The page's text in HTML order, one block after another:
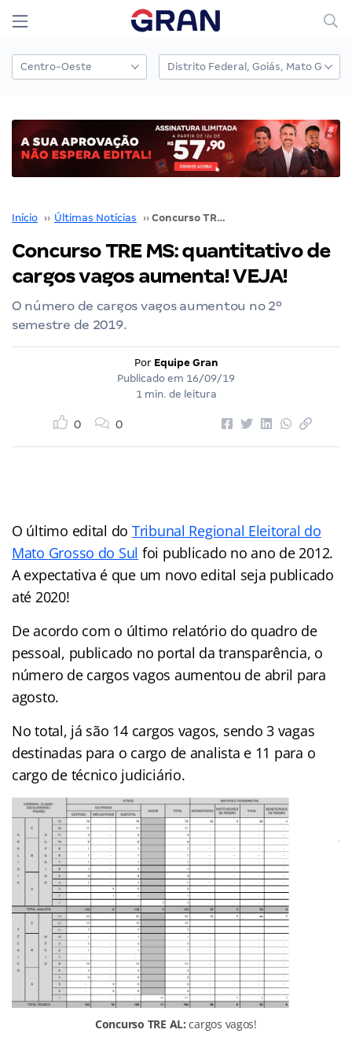
Início ›› Últimas Notícias ›› Concurso TRE MS: quantitativo de cargos vagos aumenta! VEJA!
Concurso TRE MS: quantitativo de
cargos vagos aumenta! VEJA!
O número de cargos vagos aumentou no 2º
semestre de 2019.
Por Equipe Gran
Publicado em 16/09/19
1 min. de leitura
0 0
O último edital do Tribunal Regional Eleitoral do
Mato Grosso do Sul foi publicado no ano de 2012.
A expectativa é que um novo edital seja publicado
até 2020!
De acordo com o último relatório do quadro de
pessoal, publicado no portal da transparência, o
número de cargos vagos aumentou de abril para
agosto.
No total, já são 14 cargos vagos, sendo 3 vagas
destinadas para o cargo de analista e 11 para o
cargo de técnico judiciário.
Concurso TRE AL: cargos vagos!